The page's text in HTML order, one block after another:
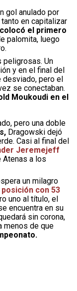
gol anulado por
en capitalizar
el primero
palomita, luego
peligrosas. Un
y en el final del
desviado, pero el
se conectaban.
Moukoudi en el
pero una doble
Dragowski dejó
Casi al final del
Jeremejeff
Atenas a los
un milagro
con 53
uno al título, el
encuentra en su
sin corona,
menos de que